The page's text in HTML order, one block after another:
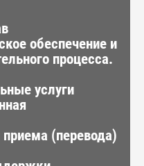
обеспечение и
процесса.
услуги
(перевода)